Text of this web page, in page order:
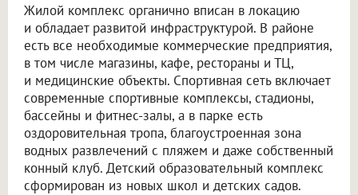
Жилой комплекс органично вписан в локацию
и обладает развитой инфраструктурой. В районе
есть все необходимые коммерческие предприятия,
в том числе магазины, кафе, рестораны и ТЦ,
и медицинские объекты. Спортивная сеть включает
современные спортивные комплексы, стадионы,
бассейны и фитнес-залы, а в парке есть
оздоровительная тропа, благоустроенная зона
водных развлечений с пляжем и даже собственный
конный клуб. Детский образовательный комплекс
сформирован из новых школ и детских садов.